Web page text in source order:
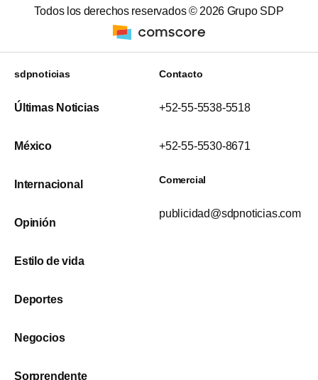
Todos los derechos reservados © 2026 Grupo SDP
sdpnoticias
Últimas Noticias
México
Internacional
Opinión
Estilo de vida
Deportes
Negocios
Sorprendente
Contacto
+52-55-5538-5518
+52-55-5530-8671
Comercial
publicidad@sdpnoticias.com